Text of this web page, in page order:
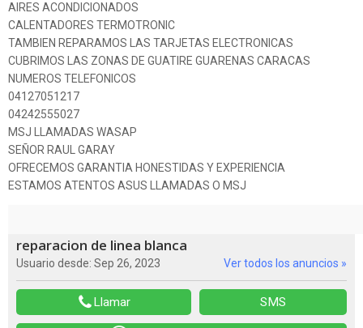
AIRES ACONDICIONADOS
CALENTADORES TERMOTRONIC
TAMBIEN REPARAMOS LAS TARJETAS ELECTRONICAS
CUBRIMOS LAS ZONAS DE GUATIRE GUARENAS CARACAS
NUMEROS TELEFONICOS
04127051217
04242555027
MSJ LLAMADAS WASAP
SEÑOR RAUL GARAY
OFRECEMOS GARANTIA HONESTIDAS Y EXPERIENCIA
ESTAMOS ATENTOS ASUS LLAMADAS O MSJ
reparacion de linea blanca
Usuario desde: Sep 26, 2023 Ver todos los anuncios »
Llamar SMS